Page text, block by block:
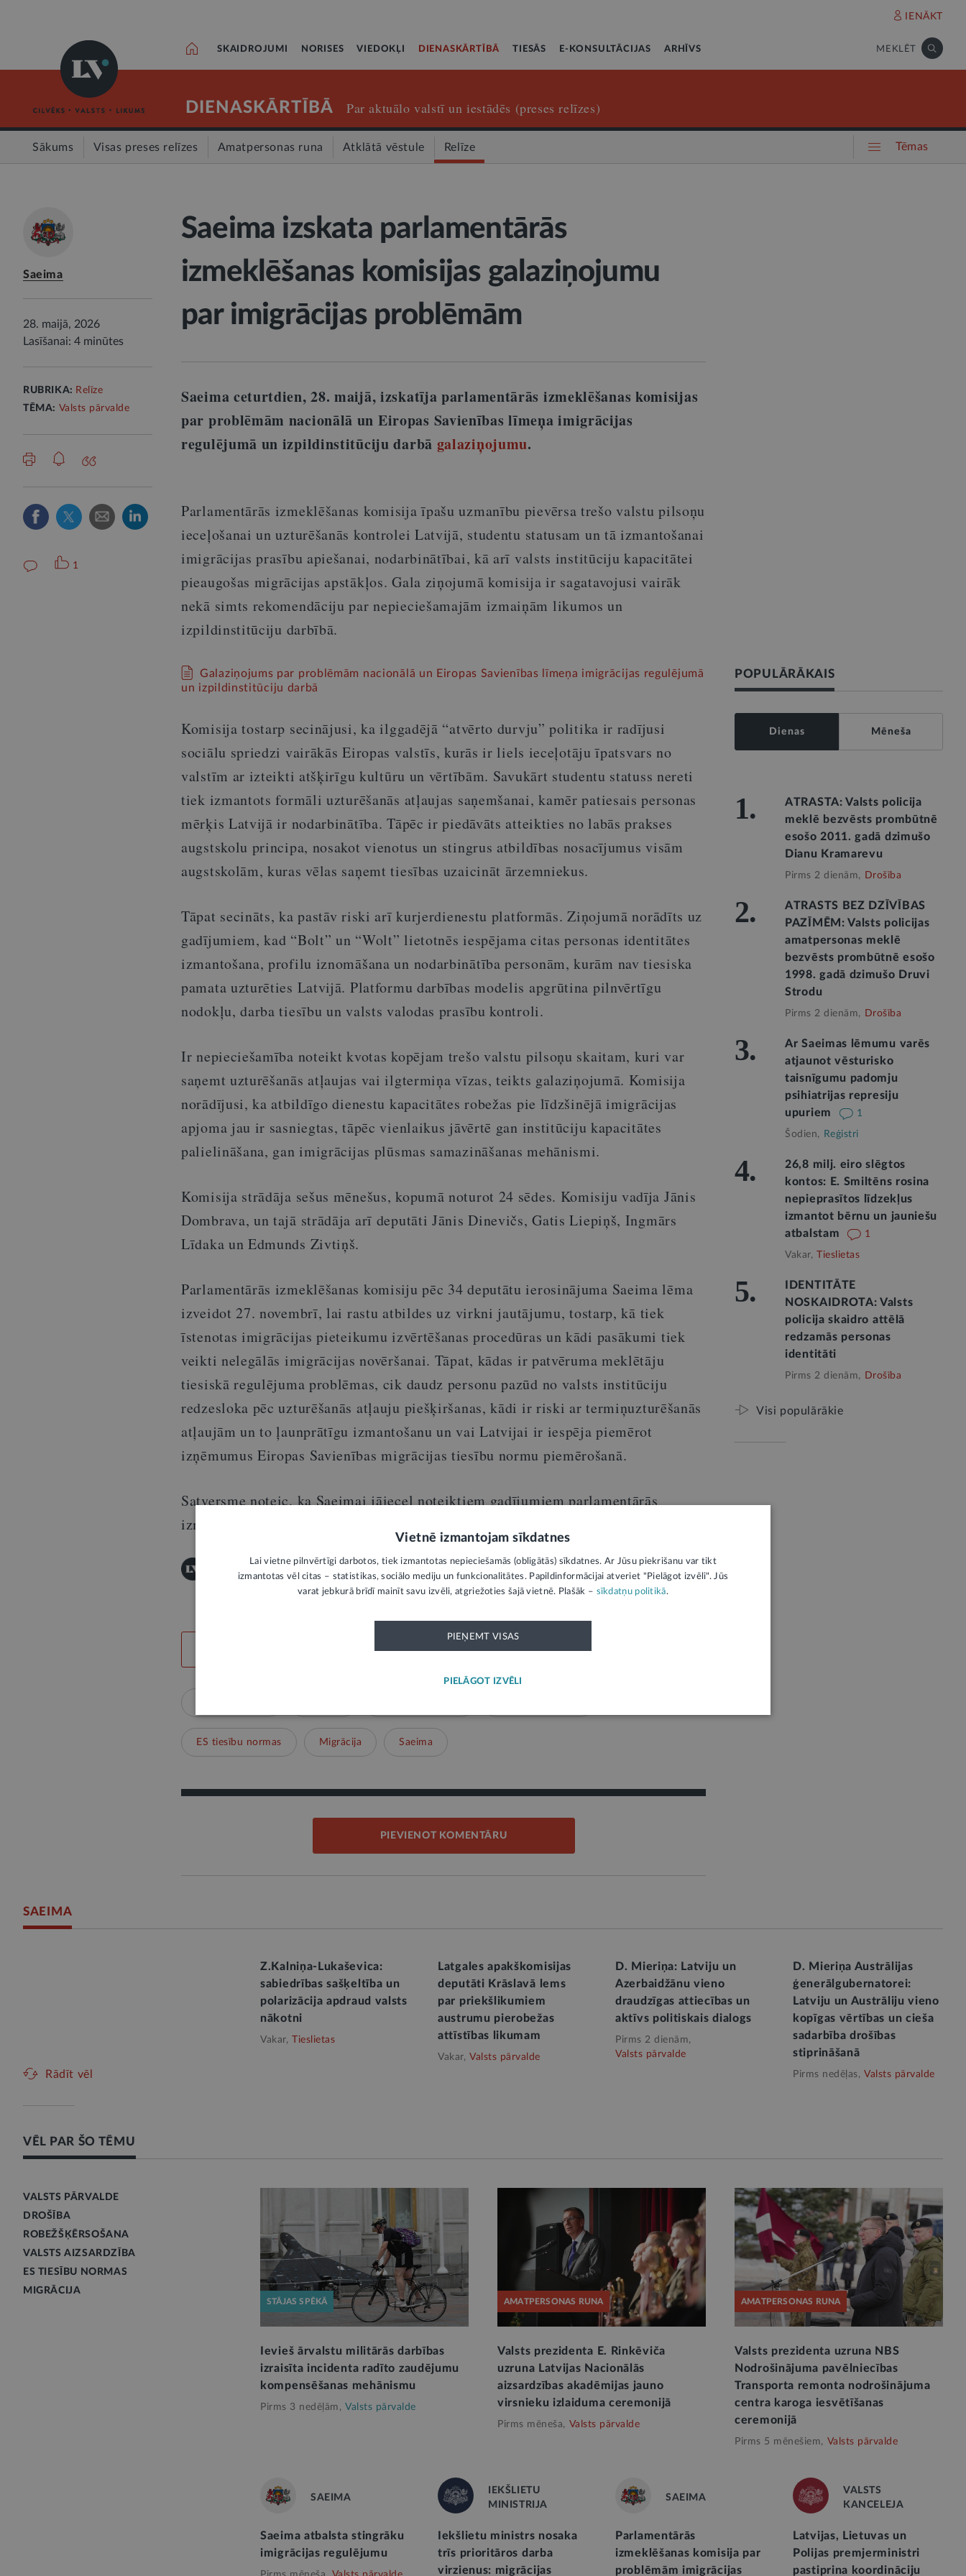
IENĀKT
SKAIDROJUMI NORISES VIEDOKĻI DIENASKĀRTĪBĀ TIESĀS E-KONSULTĀCIJAS ARHĪVS MEKLĒT
DIENASKĀRTĪBĀ Par aktuālo valstī un iestādēs (preses relīzes)
Sākums Visas preses relīzes Amatpersonas runa Atklātā vēstule Relīze Tēmas
Saeima
28. maijā, 2026
Lasīšanai: 4 minūtes
RUBRIKA: Relīze
TĒMA: Valsts pārvalde
1
Saeima izskata parlamentārās
izmeklēšanas komisijas galaziņojumu
par imigrācijas problēmām
Saeima ceturtdien, 28. maijā, izskatīja parlamentārās izmeklēšanas komisijas
par problēmām nacionālā un Eiropas Savienības līmeņa imigrācijas
regulējumā un izpildinstitūciju darbā galaziņojumu.
Parlamentārās izmeklēšanas komisija īpašu uzmanību pievērsa trešo valstu pilsoņu
ieceļošanai un uzturēšanās kontrolei Latvijā, studentu statusam un tā izmantošanai
imigrācijas prasību apiešanai, nodarbinātībai, kā arī valsts institūciju kapacitātei
pieaugošas migrācijas apstākļos. Gala ziņojumā komisija ir sagatavojusi vairāk
nekā simts rekomendāciju par nepieciešamajām izmaiņām likumos un
izpildinstitūciju darbībā.
Galaziņojums par problēmām nacionālā un Eiropas Savienības līmeņa imigrācijas regulējumā
un izpildinstitūciju darbā
Komisija tostarp secinājusi, ka ilggadējā “atvērto durvju” politika ir radījusi
sociālu spriedzi vairākās Eiropas valstīs, kurās ir liels ieceļotāju īpatsvars no
valstīm ar izteikti atšķirīgu kultūru un vērtībām. Savukārt studentu statuss nereti
tiek izmantots formāli uzturēšanās atļaujas saņemšanai, kamēr patiesais personas
mērķis Latvijā ir nodarbinātība. Tāpēc ir piedāvāts atteikties no labās prakses
augstskolu principa, nosakot vienotus un stingrus atbildības nosacījumus visām
augstskolām, kuras vēlas saņemt tiesības uzaicināt ārzemniekus.
Tāpat secināts, ka pastāv riski arī kurjerdienestu platformās. Ziņojumā norādīts uz
gadījumiem, kad “Bolt” un “Wolt” lietotnēs iespējama citas personas identitātes
izmantošana, profilu iznomāšana un nodarbinātība personām, kurām nav tiesiska
pamata uzturēties Latvijā. Platformu darbības modelis apgrūtina pilnvērtīgu
nodokļu, darba tiesību un valsts valodas prasību kontroli.
Ir nepieciešamība noteikt kvotas kopējam trešo valstu pilsoņu skaitam, kuri var
saņemt uzturēšanās atļaujas vai ilgtermiņa vīzas, teikts galaziņojumā. Komisija
norādījusi, ka atbildīgo dienestu kapacitātes robežas pie līdzšinējā imigrācijas
apjoma jau ir sasniegtas, tāpēc vienlaikus jāvērtē gan institūciju kapacitātes
palielināšana, gan imigrācijas plūsmas samazināšanas mehānismi.
Komisija strādāja sešus mēnešus, kopumā noturot 24 sēdes. Komisiju vadīja Jānis
Dombrava, un tajā strādāja arī deputāti Jānis Dinevičs, Gatis Liepiņš, Ingmārs
Līdaka un Edmunds Zivtiņš.
Parlamentārās izmeklēšanas komisiju pēc 34 deputātu ierosinājuma Saeima lēma
izveidot 27. novembrī, lai rastu atbildes uz virkni jautājumu, tostarp, kā tiek
īstenotas imigrācijas pieteikumu izvērtēšanas procedūras un kādi pasākumi tiek
veikti nelegālās imigrācijas novēršanai. Tāpat, kādas ir patvēruma meklētāju
tiesiskā regulējuma problēmas, cik daudz personu pazūd no valsts institūciju
redzesloka pēc uzturēšanās atļauju piešķiršanas, kādi ir riski ar termiņuzturēšanās
atļaujām un to ļaunprātīgu izmantošanu un vai Latvijai ir iespēja piemērot
izņēmumus Eiropas Savienības migrācijas tiesību normu piemērošanā.
Satversme noteic, ka Saeimai jāieceļ noteiktiem gadījumiem parlamentārās
izmeklēšanas komisijas, ja to pieprasa ne mazāk kā viena trešā daļa deputātu.
Šī informācija ir publisks paziņojums un neatspoguļo LV portāla viedokli. Par tās saturu atbild iesūtītājs.
Publicēšanas noteikumi
ES tiesību normas Migrācija Saeima
PIEVIENOT KOMENTĀRU
POPULĀRĀKAIS
Dienas Mēneša
1.
ATRASTA: Valsts policija
meklē bezvēsts prombūtnē
esošo 2011. gadā dzimušo
Dianu Kramarevu
Pirms 2 dienām, Drošība
2.
ATRASTS BEZ DZĪVĪBAS
PAZĪMĒM: Valsts policijas
amatpersonas meklē
bezvēsts prombūtnē esošo
1998. gadā dzimušo Druvi
Strodu
Pirms 2 dienām, Drošība
3.
Ar Saeimas lēmumu varēs
atjaunot vēsturisko
taisnīgumu padomju
psihiatrijas represiju
upuriem
1
Šodien, Reģistri
4.
26,8 milj. eiro slēgtos
kontos: E. Smiltēns rosina
nepieprasītos līdzekļus
izmantot bērnu un jauniešu
atbalstam
1
Vakar, Tieslietas
5.
IDENTITĀTE
NOSKAIDROTA: Valsts
policija skaidro attēlā
redzamās personas
identitāti
Pirms 2 dienām, Drošība
Visi populārākie
SAEIMA
Z.Kalniņa-Lukaševica:
sabiedrības sašķeltība un
polarizācija apdraud valsts
nākotni
Vakar, Tieslietas
Latgales apakškomisijas
deputāti Krāslavā lems
par priekšlikumiem
austrumu pierobežas
attīstības likumam
Vakar, Valsts pārvalde
D. Mieriņa: Latviju un
Azerbaidžānu vieno
draudzīgas attiecības un
aktīvs politiskais dialogs
Pirms 2 dienām,
Valsts pārvalde
D. Mieriņa Austrālijas
ģenerālgubernatorei:
Latviju un Austrāliju vieno
kopīgas vērtības un cieša
sadarbība drošības
stiprināšanā
Pirms nedēļas, Valsts pārvalde
Rādīt vēl
VĒL PAR ŠO TĒMU
VALSTS PĀRVALDE
DROŠĪBA
ROBEŽŠĶĒRSOŠANA
VALSTS AIZSARDZĪBA
ES TIESĪBU NORMAS
MIGRĀCIJA
STĀJAS SPĒKĀ
Ievieš ārvalstu militārās darbības
izraisīta incidenta radīto zaudējumu
kompensēšanas mehānismu
Pirms 3 nedēļām, Valsts pārvalde
AMATPERSONAS RUNA
Valsts prezidenta E. Rinkēviča
uzruna Latvijas Nacionālās
aizsardzības akadēmijas jauno
virsnieku izlaiduma ceremonijā
Pirms mēneša, Valsts pārvalde
AMATPERSONAS RUNA
Valsts prezidenta uzruna NBS
Nodrošinājuma pavēlniecības
Transporta remonta nodrošinājuma
centra karoga iesvētīšanas
ceremonijā
Pirms 5 mēnešiem, Valsts pārvalde
SAEIMA
Saeima atbalsta stingrāku
imigrācijas regulējumu
IEKŠLIETU
MINISTRIJA
Iekšlietu ministrs nosaka
trīs prioritāros darba
virzienus: migrācijas
SAEIMA
Parlamentārās
izmeklēšanas komisija par
problēmām imigrācijas
VALSTS
KANCELEJA
Latvijas, Lietuvas un
Polijas premjerministri
pastiprina koordināciju
Vietnē izmantojam sīkdatnes
Lai vietne pilnvērtīgi darbotos, tiek izmantotas nepieciešamās (obligātās) sīkdatnes. Ar Jūsu piekrišanu var tikt
izmantotas vēl citas – statistikas, sociālo mediju un funkcionalitātes. Papildinformācijai atveriet "Pielāgot izvēli". Jūs
varat jebkurā brīdī mainīt savu izvēli, atgriežoties šajā vietnē. Plašāk – sīkdatņu politikā.
PIEŅEMT VISAS
PIELĀGOT IZVĒLI